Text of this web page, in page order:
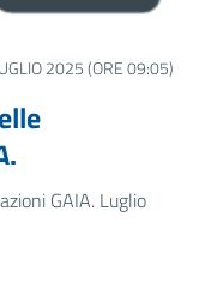
2025 (ORE 09:05)
GAIA. Luglio